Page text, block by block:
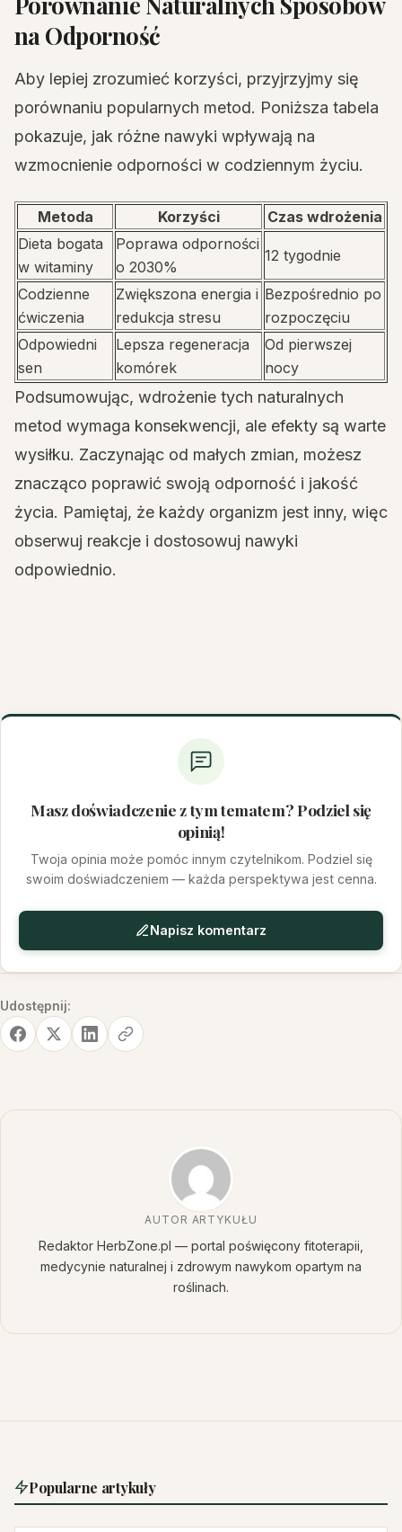
na Odporność
Aby lepiej zrozumieć korzyści, przyjrzyjmy się
porównaniu popularnych metod. Poniższa tabela
pokazuje, jak różne nawyki wpływają na
wzmocnienie odporności w codziennym życiu.
Metoda Korzyści
Czas wdrożenia
Dieta bogata
w witaminy
Poprawa odporności
o 2030%
12 tygodnie
Codzienne
ćwiczenia
Zwiększona energia i
redukcja stresu
Bezpośrednio po
rozpoczęciu
Odpowiedni
sen
Lepsza regeneracja
komórek
Od pierwszej
nocy
Podsumowując, wdrożenie tych naturalnych
metod wymaga konsekwencji, ale efekty są warte
wysiłku. Zaczynając od małych zmian, możesz
znacząco poprawić swoją odporność i jakość
życia. Pamiętaj, że każdy organizm jest inny, więc
obserwuj reakcje i dostosowuj nawyki
odpowiednio.
Masz doświadczenie z tym tematem? Podziel się
opinią!
Twoja opinia może pomóc innym czytelnikom. Podziel się
swoim doświadczeniem — każda perspektywa jest cenna.
Napisz komentarz
Udostępnij:
AUTOR ARTYKUŁU
Redaktor HerbZone.pl — portal poświęcony fitoterapii,
medycynie naturalnej i zdrowym nawykom opartym na
roślinach.
Popularne artykuły